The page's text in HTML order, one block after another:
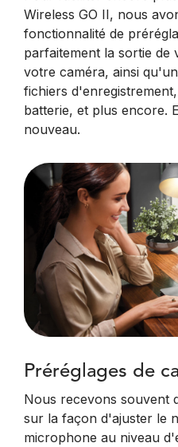
Wireless GO II, nous
fonctionnalité de
parfaitement la sortie de
votre caméra, ainsi
fichiers
batterie, et plus encore.
nouveau.
Préréglages de
Nous recevons souvent
sur la façon d'ajuster le
microphone au niveau